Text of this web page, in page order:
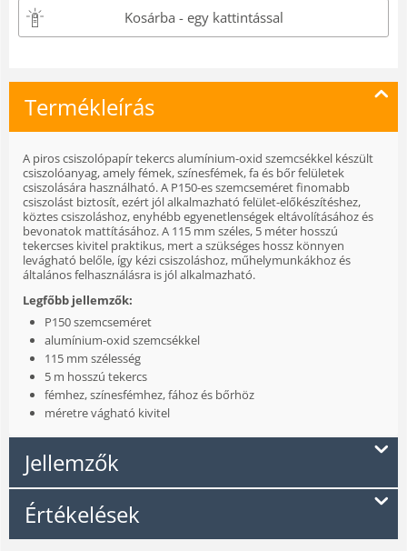
Kosárba - egy kattintással
Termékleírás
A piros csiszolópapír tekercs alumínium-oxid szemcsékkel készült
csiszolóanyag, amely fémek, színesfémek, fa és bőr felületek
csiszolására használható. A P150-es szemcseméret finomabb
csiszolást biztosít, ezért jól alkalmazható felület-előkészítéshez,
köztes csiszoláshoz, enyhébb egyenetlenségek eltávolításához és
bevonatok mattításához. A 115 mm széles, 5 méter hosszú
tekercses kivitel praktikus, mert a szükséges hossz könnyen
levágható belőle, így kézi csiszoláshoz, műhelymunkákhoz és
általános felhasználásra is jól alkalmazható.
Legfőbb jellemzők:
P150 szemcseméret
alumínium-oxid szemcsékkel
115 mm szélesség
5 m hosszú tekercs
fémhez, színesfémhez, fához és bőrhöz
méretre vágható kivitel
Jellemzők
Értékelések